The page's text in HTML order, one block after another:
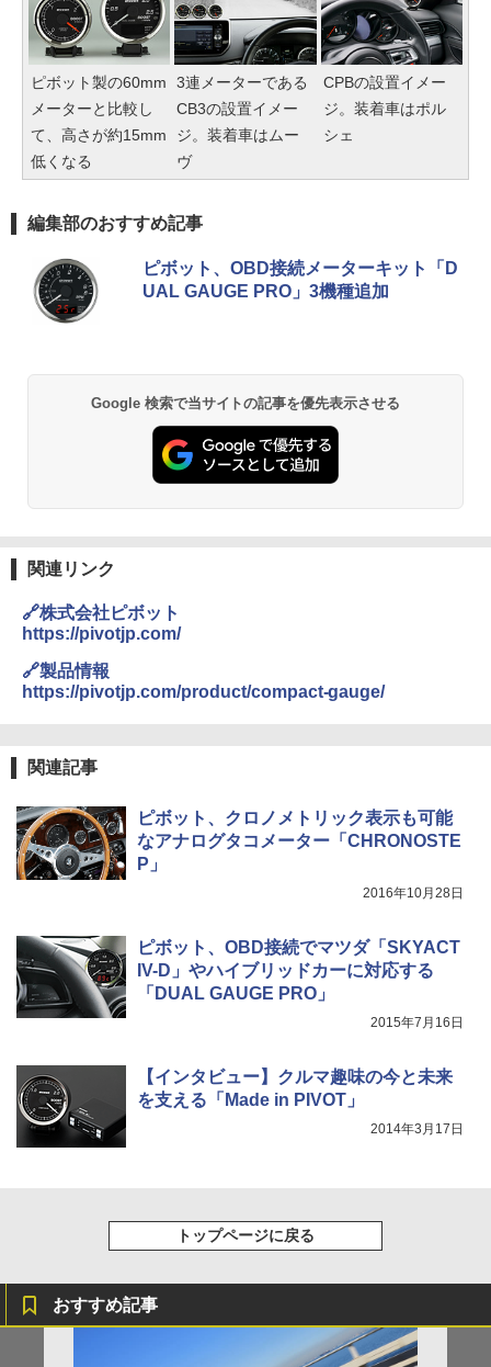
ピボット製の60mm
メーターと比較し
て、高さが約15mm
低くなる
3連メーターである
CB3の設置イメー
ジ。装着車はムー
ヴ
CPBの設置イメー
ジ。装着車はポル
シェ
編集部のおすすめ記事
ピボット、OBD接続メーターキット「D
UAL GAUGE PRO」3機種追加
Google 検索で当サイトの記事を優先表示させる
関連リンク
🔗株式会社ピボット
https://pivotjp.com/
🔗製品情報
https://pivotjp.com/product/compact-gauge/
関連記事
ピボット、クロノメトリック表示も可能
なアナログタコメーター「CHRONOSTE
P」
2016年10月28日
ピボット、OBD接続でマツダ「SKYACT
IV-D」やハイブリッドカーに対応する
「DUAL GAUGE PRO」
2015年7月16日
【インタビュー】クルマ趣味の今と未来
を支える「Made in PIVOT」
2014年3月17日
トップページに戻る
おすすめ記事